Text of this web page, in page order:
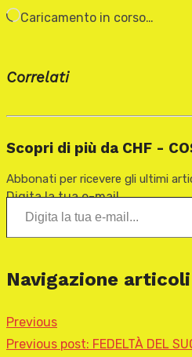
Caricamento in corso…
Correlati
Scopri di più da CHF -
Abbonati per ricevere gli ultimi
Digita la tua e-mail...
Navigazione articoli
Previous
Previous post: FEDELTÀ DEL